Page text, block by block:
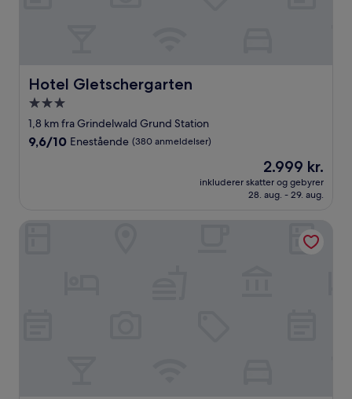
Hotel Gletschergarten
Hotel Gletschergarten
3.0-
stjernet
overnatningssted
1,8 km fra Grindelwald Grund Station
9.6
anmeldelser)
9,6/10 Enestående (380 anmeldelser)
Prisen
er
2.999 kr.
2.999 kr.
inkluderer skatter og gebyrer
28. aug. - 29. aug.